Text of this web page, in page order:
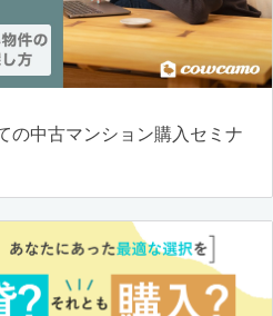
の中古マンション購入セミナ